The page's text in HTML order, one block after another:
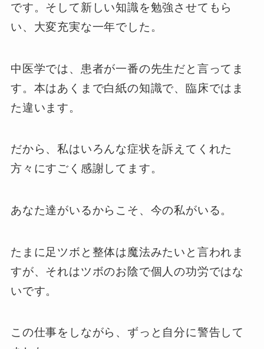
です。そして新しい知識を勉強させてもら
い、大変充実な一年でした。
中医学では、患者が一番の先生だと言ってま
す。本はあくまで白紙の知識で、臨床ではま
た違います。
だから、私はいろんな症状を訴えてくれた
方々にすごく感謝してます。
あなた達がいるからこそ、今の私がいる。
たまに足ツボと整体は魔法みたいと言われま
すが、それはツボのお陰で個人の功労ではな
いです。
この仕事をしながら、ずっと自分に警告して